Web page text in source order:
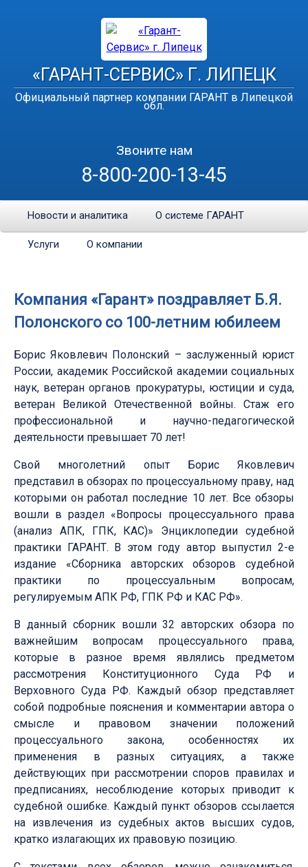
«ГАРАНТ-СЕРВИС» Г. ЛИПЕЦК
Официальный партнер компании ГАРАНТ в Липецкой
обл.
Звоните нам
8-800-200-13-45
Новости и аналитика О системе ГАРАНТ
Услуги О компании
Компания «Гарант» поздравляет Б.Я.
Полонского со 100-летним юбилеем
Борис Яковлевич Полонский – заслуженный юрист
России, академик Российской академии социальных
наук, ветеран органов прокуратуры, юстиции и суда,
ветеран Великой Отечественной войны. Стаж его
профессиональной и научно-педагогической
деятельности превышает 70 лет!
Свой многолетний опыт Борис Яковлевич
представил в обзорах по процессуальному праву, над
которыми он работал последние 10 лет. Все обзоры
вошли в раздел «Вопросы процессуального права
(анализ АПК, ГПК, КАС)» Энциклопедии судебной
практики ГАРАНТ. В этом году автор выпустил 2-е
издание «Сборника авторских обзоров судебной
практики по процессуальным вопросам,
регулируемым АПК РФ, ГПК РФ и КАС РФ».
В данный сборник вошли 32 авторских обзора по
важнейшим вопросам процессуального права,
которые в разное время являлись предметом
рассмотрения Конституционного Суда РФ и
Верховного Суда РФ. Каждый обзор представляет
собой подробные пояснения и комментарии автора о
смысле и правовом значении положений
процессуального закона, особенностях их
применения в разных ситуациях, а также
действующих при рассмотрении споров правилах и
предписаниях, несоблюдение которых приводит к
судебной ошибке. Каждый пункт обзоров ссылается
на извлечения из судебных актов высших судов,
кратко излагающих их правовую позицию.